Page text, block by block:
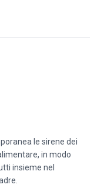
le sirene dei
in modo
insieme nel